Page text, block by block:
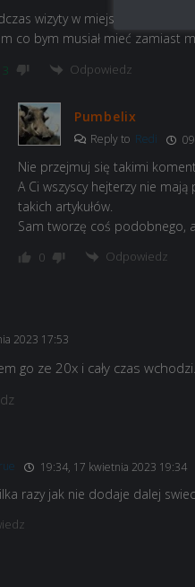
wizyty w miejscu gdzie król
co bym musiał mieć zamiast
3 Odpowiedz
Pumbelix
Reply to Redi
Nie przejmuj się takimi
A Ci wszyscy hejterzy nie
takich artykułów.
Sam tworzę coś podobnego,
0 Odpowiedz
2023 17:53
go ze 20x i cały czas
19:34, 17 kwietnia 2023 19:34
razy jak nie dodaje dalej